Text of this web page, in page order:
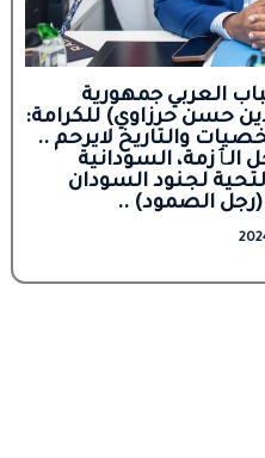
العربي جمهورية
حسن حرزاوي) للكرامة:
والتاريخ لايرحم ..
السودانية
لجنود السودان
(رجل الصمود) ..